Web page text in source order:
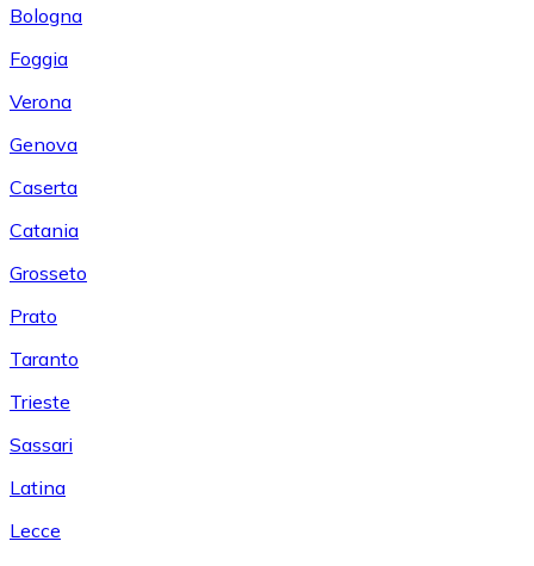
Bologna
Foggia
Verona
Genova
Caserta
Catania
Grosseto
Prato
Taranto
Trieste
Sassari
Latina
Lecce